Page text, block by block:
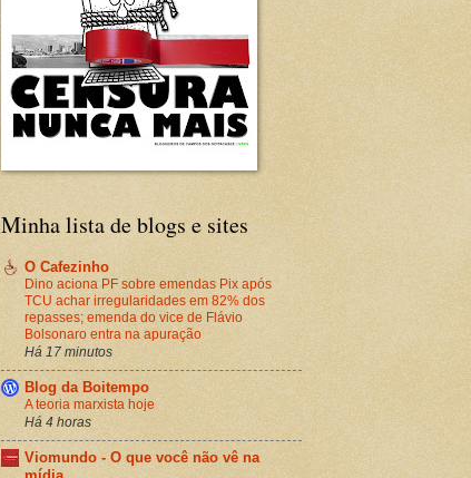
Minha lista de blogs e sites
O Cafezinho
Dino aciona PF sobre emendas Pix após
TCU achar irregularidades em 82% dos
repasses; emenda do vice de Flávio
Bolsonaro entra na apuração
Há 17 minutos
Blog da Boitempo
A teoria marxista hoje
Há 4 horas
Viomundo - O que você não vê na
mídia